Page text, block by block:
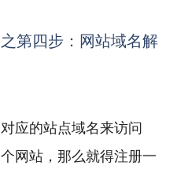
第四步：网站域名解
应的站点域名来访问
网站，那么就得注册一